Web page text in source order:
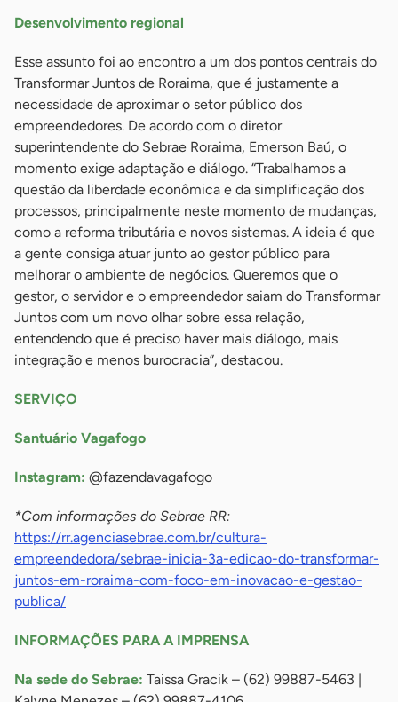
Desenvolvimento regional
Esse assunto foi ao encontro a um dos pontos centrais do
Transformar Juntos de Roraima, que é justamente a
necessidade de aproximar o setor público dos
empreendedores. De acordo com o diretor
superintendente do Sebrae Roraima, Emerson Baú, o
momento exige adaptação e diálogo. “Trabalhamos a
questão da liberdade econômica e da simplificação dos
processos, principalmente neste momento de mudanças,
como a reforma tributária e novos sistemas. A ideia é que
a gente consiga atuar junto ao gestor público para
melhorar o ambiente de negócios. Queremos que o
gestor, o servidor e o empreendedor saiam do Transformar
Juntos com um novo olhar sobre essa relação,
entendendo que é preciso haver mais diálogo, mais
integração e menos burocracia”, destacou.
SERVIÇO
Santuário Vagafogo
Instagram: @fazendavagafogo
*Com informações do Sebrae RR:
https://rr.agenciasebrae.com.br/cultura-
empreendedora/sebrae-inicia-3a-edicao-do-transformar-
juntos-em-roraima-com-foco-em-inovacao-e-gestao-
publica/
INFORMAÇÕES PARA A IMPRENSA
Na sede do Sebrae: Taissa Gracik – (62) 99887-5463 |